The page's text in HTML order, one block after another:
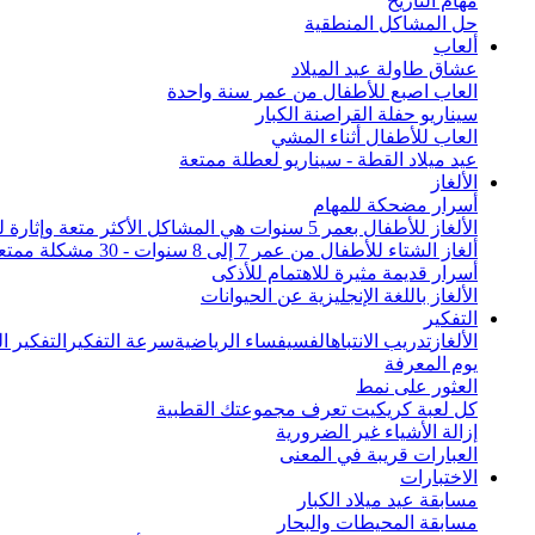
حل المشاكل المنطقية
ألعاب
عشاق طاولة عيد الميلاد
العاب اصبع للأطفال من عمر سنة واحدة
سيناريو حفلة القراصنة الكبار
العاب للأطفال أثناء المشي
عيد ميلاد القطة - سيناريو لعطلة ممتعة
الألغاز
أسرار مضحكة للمهام
الألغاز للأطفال بعمر 5 سنوات هي المشاكل الأكثر متعة وإثارة للاهتمام من جميع أنحاء العالم
ألغاز الشتاء للأطفال من عمر 7 إلى 8 سنوات - 30 مشكلة ممتعة
أسرار قديمة مثيرة للاهتمام للأذكى
الألغاز باللغة الإنجليزية عن الحيوانات
التفكير
الألغاز تدريب الانتباهالفسيفساء الرياضيةسرعة التفكير
يوم المعرفة
العثور على نمط
كل لعبة كريكيت تعرف مجموعتك القطبية
إزالة الأشياء غير الضرورية
العبارات قريبة في المعنى
الاختبارات
مسابقة عيد ميلاد الكبار
مسابقة المحيطات والبحار